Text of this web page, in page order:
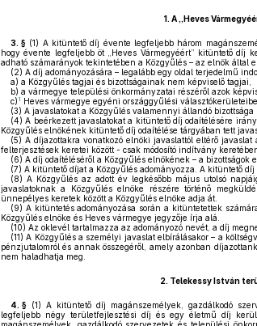
1. A „Heves
3. §(1) A kitüntető díj évente legfeljebb három
hogy évente legfeljebb öt „Heves Vármegyéért” kitüntető díj
adható számarányok tekintetében a Közgyűlés – az elnök által
(2) A díj adományozására – legalább egy oldal terjedelmű
a) a Közgyűlés tagjai és bizottságainak nem képviselő tagjai,
b) a vármegye települési önkormányzatai részéről azok
c) 1 Heves vármegye egyéni országgyűlési
(3) A javaslatokat a Közgyűlés valamennyi állandó bizottsága
(4) A beérkezett javaslatokat a kitüntető díj odaítélésére
Közgyűlés elnökének kitüntető díj odaítélése tárgyában tett
(5) A díjazottakra vonatkozó elnöki javaslattól eltérő
felterjesztések keretei között - csak módosító indítvány
(6) A díj odaítéléséről a Közgyűlés elnökének – a bizottságok
(7) A kitüntető díjat a Közgyűlés adományozza. A kitüntető
(8) A Közgyűlés az adott év legkésőbb május utolsó
javaslatoknak a Közgyűlés elnöke részére történő
ünnepélyes keretek között a Közgyűlés elnöke adja át.
(9) A kitüntetés adományozása során a kitüntetettek
Közgyűlés elnöke és Heves vármegye jegyzője írja alá.
(10) Az oklevél tartalmazza az adományozó nevét, a díj
(11) A Közgyűlés a személyi javaslat elbírálásakor – a
pénzjutalomról és annak összegéről, amely azonban
nem haladhatja meg.
2. Telekessy István
4. §(1) A kitüntető díj magánszemélyek, gazdálkodó
legfeljebb négy területfejlesztési díj és egy életmű díj